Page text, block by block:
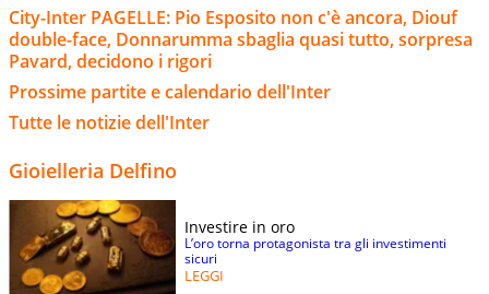
City-Inter PAGELLE: Pio Esposito non c'è ancora, Diouf
double-face, Donnarumma sbaglia quasi tutto, sorpresa
Pavard, decidono i rigori
Prossime partite e calendario dell'Inter
Tutte le notizie dell'Inter
Gioielleria Delfino
Investire in oro
L’oro torna protagonista tra gli investimenti
sicuri
LEGGI